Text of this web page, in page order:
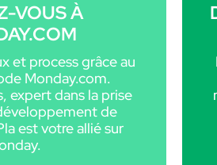
VOUS À
et process grâce au
Monday.com.
expert dans la prise
de
est votre allié sur